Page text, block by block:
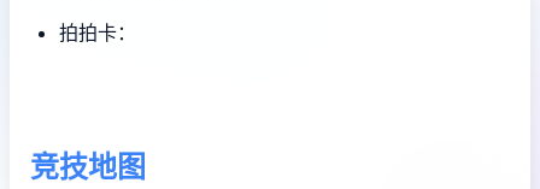
拍拍卡：
竞技地图